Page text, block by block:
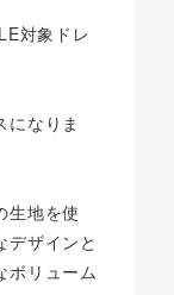
対象ドレ
になりま
生地を使
デザインと
ボリューム